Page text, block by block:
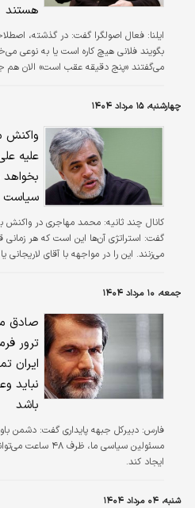
هستند
ایلنا:
فعال اصولگرا گفت:
بگویند فلانی هیچ کاره است یا به نوعی
می‌گفتند «پنج دقیقه عقب است» الان هم جبهه پایداری کلا پنج دقیقه عقب است.
چهارشنبه، ۱۵ مرداد ۱۴۰۴
واکنش
علیه
کانال چند ثانیه: محمد مهاجری در واکنش
گفت: استراتژی آن‌ها این است که هر
می‌زنند. این را در مواجهه با آقای
جمعه، ۱۰ مرداد ۱۴۰۴
صادق
ایران
نباید
باشد
فارس: دبیرکل جبهه پایداری گفت: دشمن
مسئولین سیاسی
ایجاد کند.
شنبه، ۰۴ مرداد ۱۴۰۴